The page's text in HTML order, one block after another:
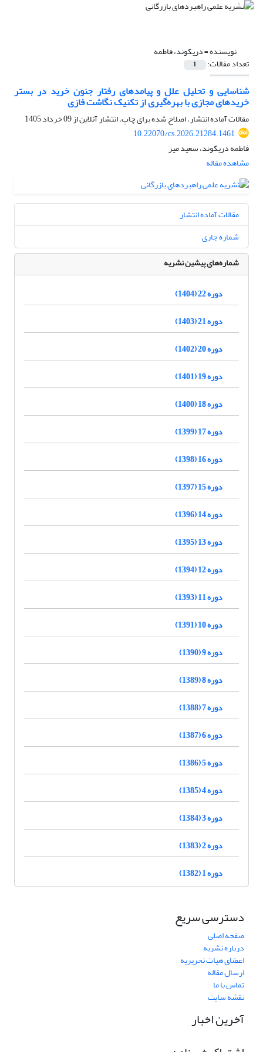
نویسنده =دریکوند، فاطمه
تعداد مقالات: 1
شناسایی و تحلیل علل و پیامدهای رفتار جنون خرید در بستر
خریدهای مجازی با بهره‌گیری از تکنیک نگاشت فازی
مقالات آماده انتشار، اصلاح شده برای چاپ، انتشار آنلاین از09 خرداد 1405
10.22070/cs.2026.21284.1461
فاطمه دریکوند، سعید میر
مشاهده مقاله
مقالات آماده انتشار
شماره جاری
شماره‌های پیشین نشریه
دوره 22 (1404)
دوره 21 (1403)
دوره 20 (1402)
دوره 19 (1401)
دوره 18 (1400)
دوره 17 (1399)
دوره 16 (1398)
دوره 15 (1397)
دوره 14 (1396)
دوره 13 (1395)
دوره 12 (1394)
دوره 11 (1393)
دوره 10 (1391)
دوره 9 (1390)
دوره 8 (1389)
دوره 7 (1388)
دوره 6 (1387)
دوره 5 (1386)
دوره 4 (1385)
دوره 3 (1384)
دوره 2 (1383)
دوره 1 (1382)
دسترسی سریع
صفحه اصلی
درباره نشریه
اعضای هیات تحریریه
ارسال مقاله
تماس با ما
نقشه سایت
آخرین اخبار